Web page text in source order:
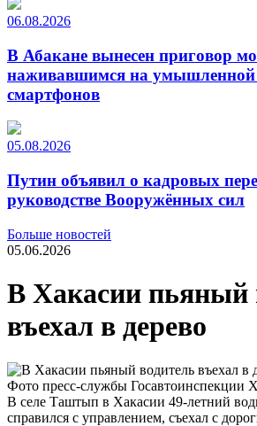
06.08.2026
В Абакане вынесен приговор
наживавшимся на умышленной
смартфонов
05.08.2026
Путин объявил о кадровых
руководстве Вооружённых сил
Больше новостей
05.06.2026
В Хакасии пьяный
въехал в дерево
Фото пресс-службы Госавтоинспекции
В селе Таштып в Хакасии 49-летний
справился с управлением, съехал с